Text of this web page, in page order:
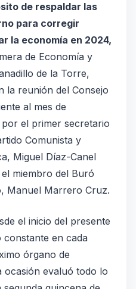
de respaldar las
para corregir
la economía en 2024,
de Economía y
de la Torre,
la reunión del Consejo
al mes de
el primer secretario
Comunista y
Miguel Díaz-Canel
miembro del Buró
Manuel Marrero Cruz.
el inicio del presente
constante en cada
órgano de
ocasión evaluó todo lo